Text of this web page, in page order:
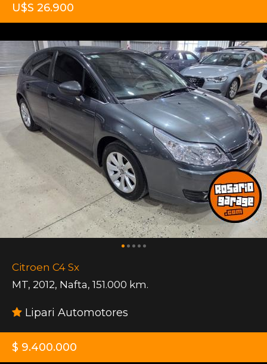
U$S 26.900
Citroen C4 Sx
MT, 2012, Nafta, 151.000 km.
Lipari Automotores
$ 9.400.000